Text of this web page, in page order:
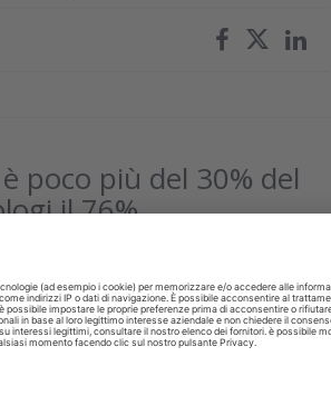
poco più del 30% del
il 76%
entrate fiscali sono al settimo posto per
ma sono tra quelli che devono